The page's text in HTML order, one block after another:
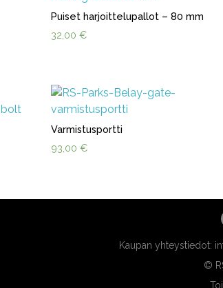
Puiset harjoittelupallot – 80 mm
32,00 €
Varmistusportti
93,00 €
Kaupan yhteystiedot:
©